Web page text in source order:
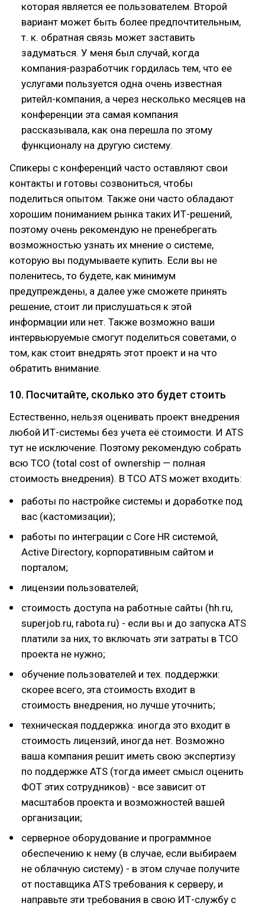
которая является ее пользователем. Второй
вариант может быть более предпочтительным,
т. к. обратная связь может заставить
задуматься. У меня был случай, когда
компания-разработчик гордилась тем, что ее
услугами пользуется одна очень известная
ритейл-компания, а через несколько месяцев на
конференции эта самая компания
рассказывала, как она перешла по этому
функционалу на другую систему.
Спикеры с конференций часто оставляют свои
контакты и готовы созвониться, чтобы
поделиться опытом. Также они часто обладают
хорошим пониманием рынка таких ИТ-решений,
поэтому очень рекомендую не пренебрегать
возможностью узнать их мнение о системе,
которую вы подумываете купить. Если вы не
поленитесь, то будете, как минимум
предупреждены, а далее уже сможете принять
решение, стоит ли прислушаться к этой
информации или нет. Также возможно ваши
интервьюруемые смогут поделиться советами, о
том, как стоит внедрять этот проект и на что
обратить внимание.
10. Посчитайте, сколько это будет стоить
Естественно, нельзя оценивать проект внедрения
любой ИТ-системы без учета её стоимости. И ATS
тут не исключение. Поэтому рекомендую собрать
всю ТСО (total cost of ownership — полная
стоимость внедрения). В TСO ATS может входить:
работы по настройке системы и доработке под
вас (кастомизации);
работы по интеграции с Core HR системой,
Active Directory, корпоративным сайтом и
порталом;
лицензии пользователей;
стоимость доступа на работные сайты (hh.ru,
superjob.ru, rabota.ru) - если вы и до запуска ATS
платили за них, то включать эти затраты в ТСО
проекта не нужно;
обучение пользователей и тех. поддержки:
скорее всего, эта стоимость входит в
стоимость внедрения, но лучше уточнить;
техническая поддержка: иногда это входит в
стоимость лицензий, иногда нет. Возможно
ваша компания решит иметь свою экспертизу
по поддержке ATS (тогда имеет смысл оценить
ФОТ этих сотрудников) - все зависит от
масштабов проекта и возможностей вашей
организации;
серверное оборудование и программное
обеспечению к нему (в случае, если выбираем
не облачную систему) - в этом случае получите
от поставщика ATS требования к серверу, и
направьте эти требования в свою ИТ-службу с